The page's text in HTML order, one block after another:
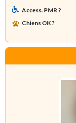
Access. PMR ?
Chiens OK ?